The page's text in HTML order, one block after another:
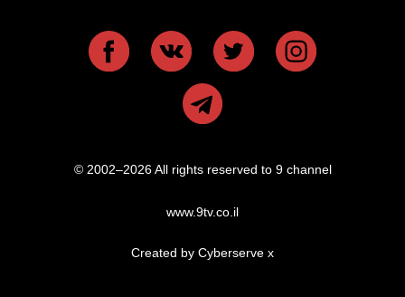
© 2002–2026 All rights reserved to 9 channel
www.9tv.co.il
Created by Cyberserve x